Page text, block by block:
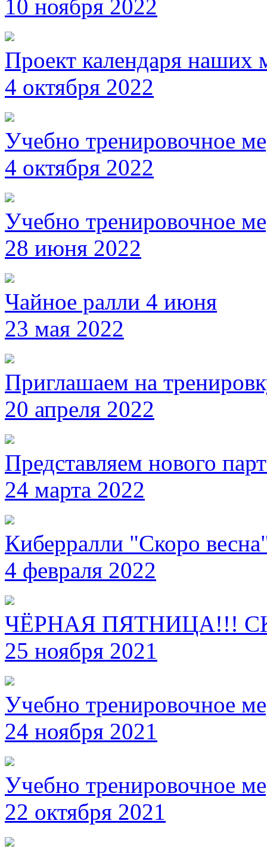
10 ноября 2022
Проект календаря наших
4 октября 2022
Учебно тренировочное
4 октября 2022
Учебно тренировочное
28 июня 2022
Чайное ралли 4 июня
23 мая 2022
Приглашаем на
20 апреля 2022
Представляем нового
24 марта 2022
Киберралли "Скоро
4 февраля 2022
ЧЁРНАЯ ПЯТНИЦА!!!
25 ноября 2021
Учебно тренировочное
24 ноября 2021
Учебно тренировочное
22 октября 2021